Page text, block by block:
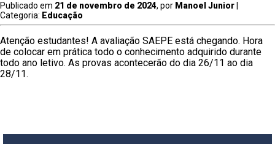
Publicado em 21 de novembro de 2024, por Manoel Junior
Categoria: Educação
Atenção estudantes! A avaliação SAEPE está chegando. Hora
de colocar em prática todo o conhecimento adquirido durante
todo ano letivo. As provas acontecerão do dia 26/11 ao dia
28/11.